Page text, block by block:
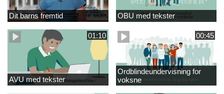
Dit barns fremtid OBU med tekster
01:10
AVU med tekster
00:45
Ordblindeundervisning for
voksne